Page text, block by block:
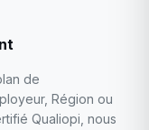
de
Région ou
Qualiopi, nous